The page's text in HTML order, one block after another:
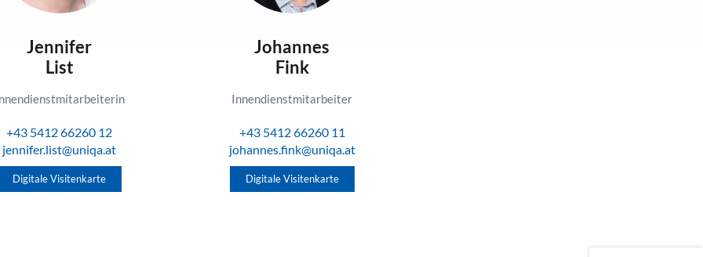
Jennifer
List
+43 5412 66260 12
jennifer.list@uniqa.at
Digitale Visitenkarte
Johannes
Fink
Innendienstmitarbeiter
+43 5412 66260 11
johannes.fink@uniqa.at
Digitale Visitenkarte